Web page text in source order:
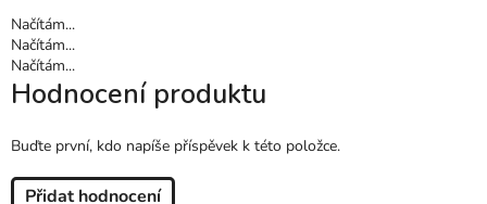
Načítám...
Načítám...
Načítám...
Hodnocení produktu
Buďte první, kdo napíše příspěvek k této položce.
Přidat hodnocení